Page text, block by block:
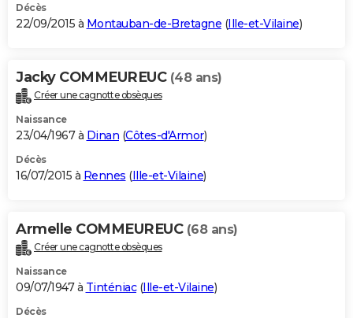
Décès
22/09/2015 à Montauban-de-Bretagne (Ille-et-Vilaine)
Jacky COMMEUREUC (48 ans)
Créer une cagnotte obsèques
Naissance
23/04/1967 à Dinan (Côtes-d'Armor)
Décès
16/07/2015 à Rennes (Ille-et-Vilaine)
Armelle COMMEUREUC (68 ans)
Créer une cagnotte obsèques
Naissance
09/07/1947 à Tinténiac(Ille-et-Vilaine)
Décès